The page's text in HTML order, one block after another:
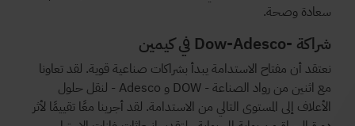
سعادة وصحة.
شراكة -Dow-Adesco في كيمين
نعتقد أن مفتاح الاستدامة يبدأ بشراكات صناعية قوية. لقد تعاونا
مع اثنين من رواد الصناعة - DOW و Adesco - لنقل حلول
الأعلاف إلى المستوى التالي من الاستدامة. لقد أجرينا معًا تقييمًا لأثر